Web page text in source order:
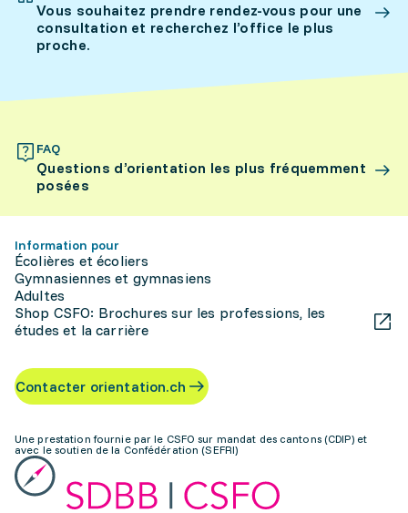
Vous souhaitez prendre rendez-vous pour une
consultation et recherchez l’office le plus
proche.
FAQ
Questions d’orientation les plus fréquemment
posées
Information pour
Écolières et écoliers
Gymnasiennes et gymnasiens
Adultes
Shop CSFO: Brochures sur les professions, les
études et la carrière
Contacter orientation.ch
Une prestation fournie par le CSFO sur mandat des cantons (CDIP) et
avec le soutien de la Confédération (SEFRI)